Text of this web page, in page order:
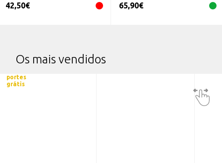
42,50€ 65,90€
Os mais vendidos
portes
grátis